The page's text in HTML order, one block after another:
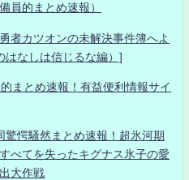
員的まとめ速報）
者カツオンの未解決事件簿へよ
はなしは信じるな編）]
とめ速報！有益便利情報サイ
愕騒然まとめ速報！超氷河期
べてを失ったキグナス氷子の愛
大作戦